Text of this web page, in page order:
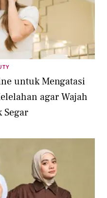
untuk Mengatasi
agar Wajah
Segar